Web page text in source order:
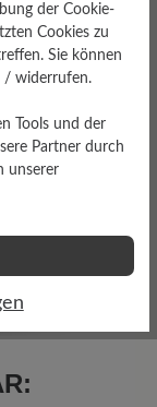
anderen
der Cookie-
Cookies zu
Sie können
/ widerrufen.
Tools und der
Partner durch
unserer